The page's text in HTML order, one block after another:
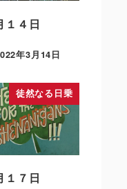
１４日
年3月14日
徒然なる日乗
１７日